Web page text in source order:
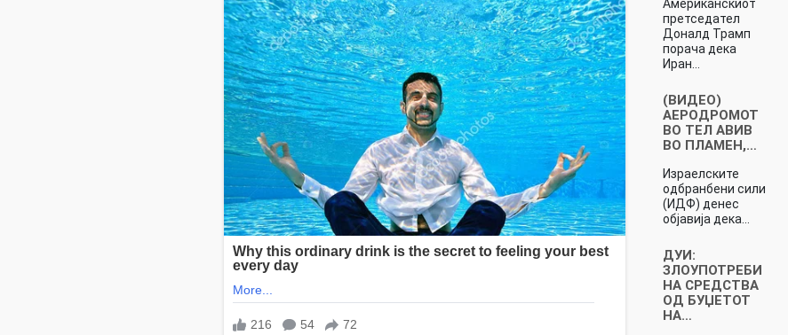
Американскиот
претседател
Доналд Трамп
порача дека
Иран…
(ВИДЕО)
АЕРОДРОМОТ
ВО ТЕЛ АВИВ
ВО ПЛАМЕН,…
Израелските
одбранбени сили
(ИДФ) денес
објавија дека…
ДУИ:
ЗЛОУПОТРЕБИ
НА СРЕДСТВА
ОД БУЏЕТОТ
НА…